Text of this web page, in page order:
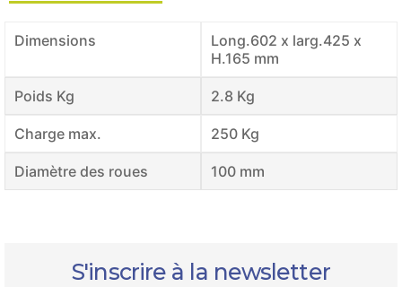
Dimensions
Long.602 x larg.425 x
H.165 mm
Poids Kg 2.8 Kg
Charge max. 250 Kg
Diamètre des roues 100 mm
S'inscrire à la newsletter